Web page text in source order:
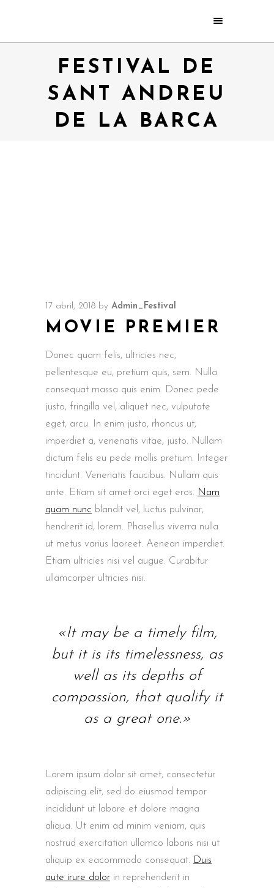
FESTIVAL DE
SANT ANDREU
DE LA BARCA
17 abril, 2018 by Admin_Festival
MOVIE PREMIER
Donec quam felis, ultricies nec,
pellentesque eu, pretium quis, sem. Nulla
consequat massa quis enim. Donec pede
justo, fringilla vel, aliquet nec, vulputate
eget, arcu. In enim justo, rhoncus ut,
imperdiet a, venenatis vitae, justo. Nullam
dictum felis eu pede mollis pretium. Integer
tincidunt. Venenatis faucibus. Nullam quis
ante. Etiam sit amet orci eget eros. Nam
quam nunc blandit vel, luctus pulvinar,
hendrerit id, lorem. Phasellus viverra nulla
ut metus varius laoreet. Aenean imperdiet.
Etiam ultricies nisi vel augue. Curabitur
ullamcorper ultricies nisi.
«It may be a timely film,
but it is its timelessness, as
well as its depths of
compassion, that qualify it
as a great one.»
Lorem ipsum dolor sit amet, consectetur
adipiscing elit, sed do eiusmod tempor
incididunt ut labore et dolore magna
aliqua. Ut enim ad minim veniam, quis
nostrud exercitation ullamco laboris nisi ut
aliquip ex eacommodo consequat. Duis
aute irure dolor in reprehenderit in